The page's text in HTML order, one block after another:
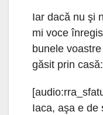
Iar dacă nu şi
mi voce
bunele
găsit prin casă:
Iaca, aşa e de